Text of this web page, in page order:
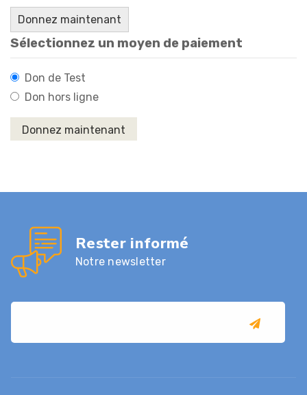
Donnez maintenant
Sélectionnez un moyen de paiement
Don de Test
Don hors ligne
Rester informé
Notre newsletter